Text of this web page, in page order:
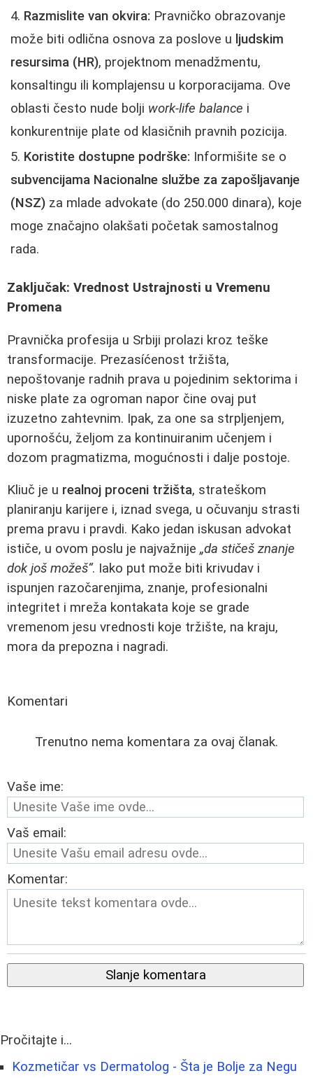
Razmislite van okvira: Pravničko obrazovanje
može biti odlična osnova za poslove u ljudskim
resursima (HR), projektnom menadžmentu,
konsaltingu ili komplajensu u korporacijama. Ove
oblasti često nude bolji work-life balance i
konkurentnije plate od klasičnih pravnih pozicija.
Koristite dostupne podrške: Informišite se o
subvencijama Nacionalne službe za zapošljavanje
(NSZ) za mlade advokate (do 250.000 dinara), koje
moge značajno olakšati početak samostalnog
rada.
Zaključak: Vrednost Ustrajnosti u Vremenu
Promena
Pravnička profesija u Srbiji prolazi kroz teške
transformacije. Prezasíćenost tržišta,
nepoštovanje radnih prava u pojedinim sektorima i
niske plate za ogroman napor čine ovaj put
izuzetno zahtevnim. Ipak, za one sa strpljenjem,
upornošću, željom za kontinuiranim učenjem i
dozom pragmatizma, mogućnosti i dalje postoje.
Kliuč je u realnoj proceni tržišta, strateškom
planiranju karijere i, iznad svega, u očuvanju strasti
prema pravu i pravdi. Kako jedan iskusan advokat
ističe, u ovom poslu je najvažnije „da stičeš znanje
dok još možeš“. Iako put može biti krivudav i
ispunjen razočarenjima, znanje, profesionalni
integritet i mreža kontakata koje se grade
vremenom jesu vrednosti koje tržište, na kraju,
mora da prepozna i nagradi.
Komentari
Trenutno nema komentara za ovaj članak.
Vaše ime:
Vaš email:
Komentar:
Slanje komentara
Pročitajte i...
Kozmetičar vs Dermatolog - Šta je Bolje za Negu